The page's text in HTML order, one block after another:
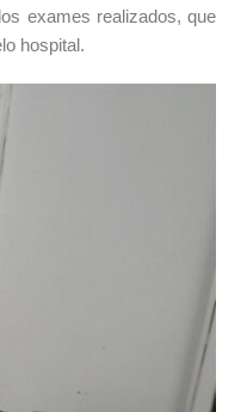
exames realizados, que
hospital.